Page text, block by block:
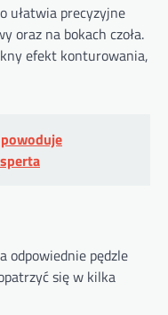
ułatwia precyzyjne
oraz na bokach czoła.
efekt konturowania,
odpowiednie pędzle
się w kilka